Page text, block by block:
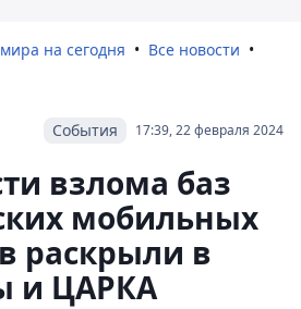
на сегодня
Все новости
17:39, 22 февраля 2024
События
взлома баз
мобильных
раскрыли в
и ЦАРКА